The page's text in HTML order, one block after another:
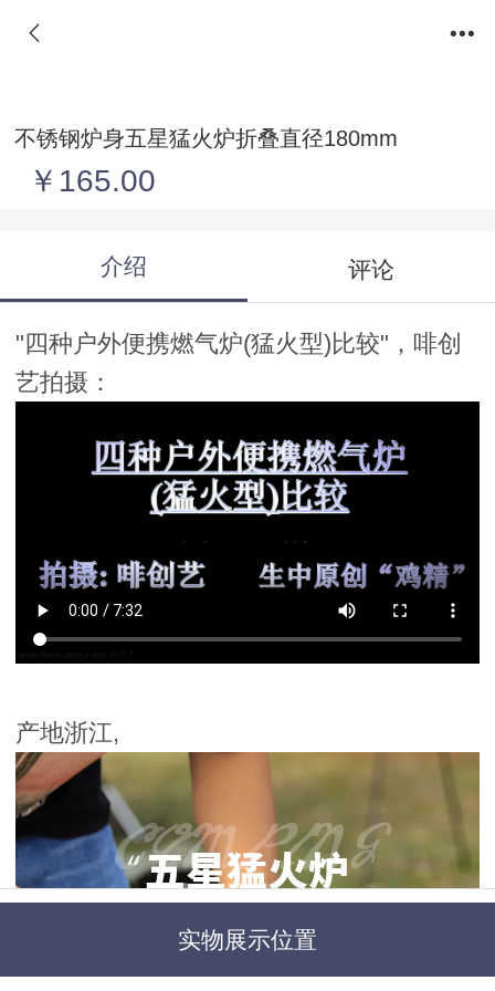
不锈钢炉身五星猛火炉折叠直径180mm
￥165.00
介绍 评论
"四种户外便携燃气炉(猛火型)比较"，啡创
艺拍摄：
产地浙江,
实物展示位置